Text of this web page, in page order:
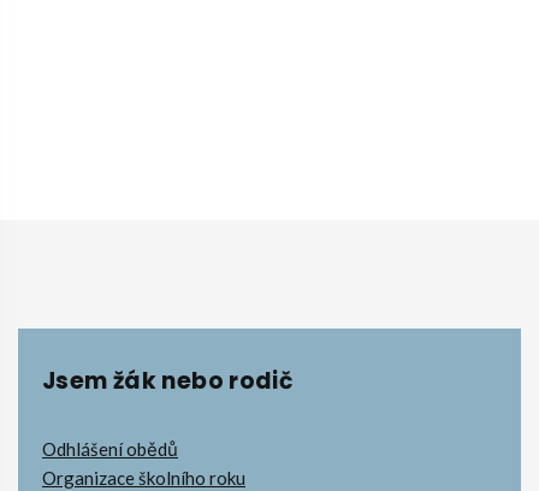
Jsem žák nebo rodič
Odhlášení obědů
Organizace školního roku